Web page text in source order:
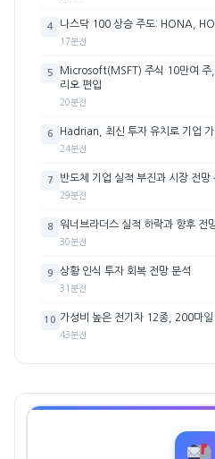
4 나스닥 100 상승 주도: HONA,
17분전
5
Microsoft(MSFT) 주식 10만여
리오 편입
20분전
6 Hadrian, 최신 투자 유치로 기업
24분전
7 반도체 기업 실적 부진과 시장 전망
29분전
8 워너브라더스 실적 하락과 향후 전
30분전
9 상황 인식 투자 회복 전망 분석
31분전
10 가성비 높은 전기차 12종, 200마일
43분전